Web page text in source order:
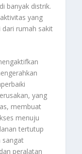
di banyak distrik.
yang
dari rumah sakit
yang
membuat
menuju
tertutup
sangat
peralatan